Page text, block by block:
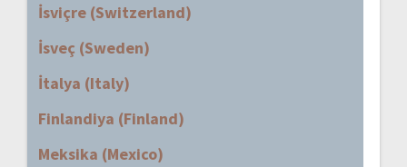
İsviçre (Switzerland)
İsveç (Sweden)
İtalya (Italy)
Finlandiya (Finland)
Meksika (Mexico)